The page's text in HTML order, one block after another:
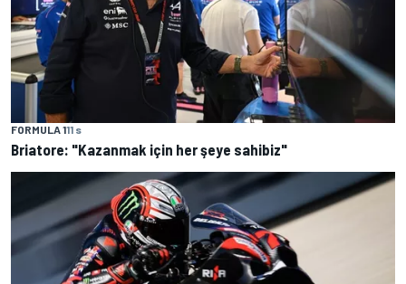
FORMULA 111 s
Briatore: "Kazanmak için her şeye sahibiz"